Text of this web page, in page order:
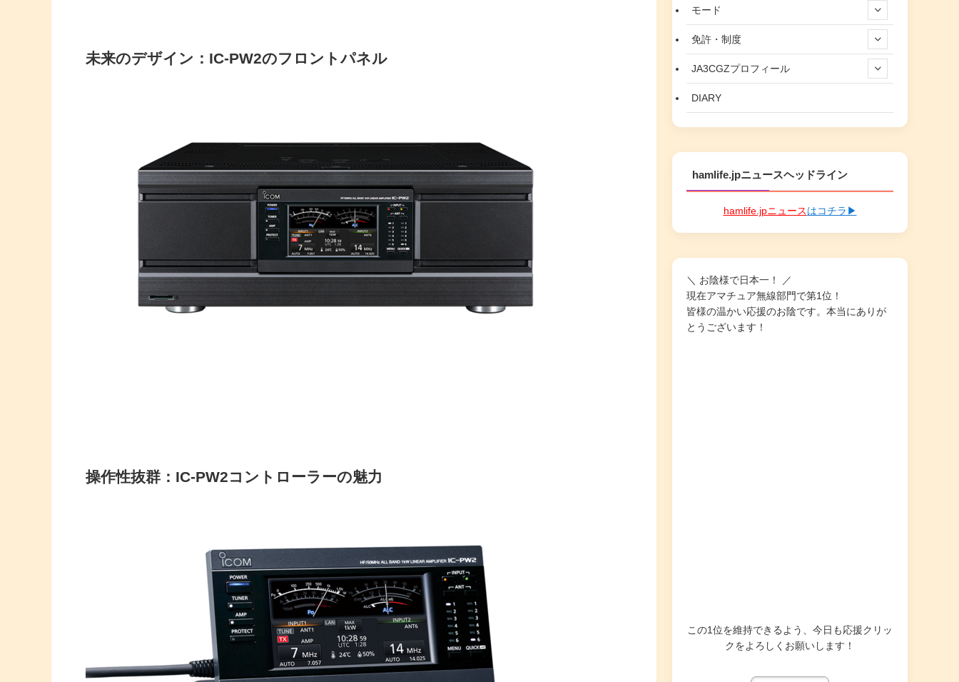
未来のデザイン：IC-PW2のフロントパネル
操作性抜群：IC-PW2コントローラーの魅力
モード
免許・制度
JA3CGZプロフィール
DIARY
hamlife.jpニュースヘッドライン
hamlife.jpニュースはコチラ▶
＼ お陰様で日本一！ ／
現在アマチュア無線部門で第1位！
皆様の温かい応援のお陰です。本当にありが
とうございます！
この1位を維持できるよう、今日も応援クリッ
クをよろしくお願いします！